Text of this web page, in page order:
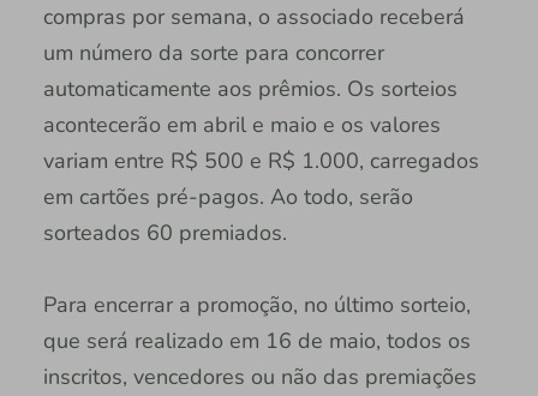
compras por semana, o associado receberá
um número da sorte para concorrer
automaticamente aos prêmios. Os sorteios
acontecerão em abril e maio e os valores
variam entre R$ 500 e R$ 1.000, carregados
em cartões pré-pagos. Ao todo, serão
sorteados 60 premiados.
Para encerrar a promoção, no último sorteio,
que será realizado em 16 de maio, todos os
inscritos, vencedores ou não das premiações